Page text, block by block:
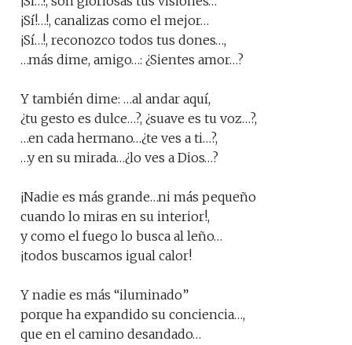
¡Sí!…!, canalizas como el mejor…
¡Sí…!, reconozco todos tus dones…,
…más dime, amigo…: ¿Sientes amor…?
Y también dime: …al andar aquí,
¿tu gesto es dulce…?, ¿suave es tu voz…?,
…en cada hermano…¿te ves a ti…?,
…y en su mirada…¿lo ves a Dios…?
¡Nadie es más grande…ni más pequeño
cuando lo miras en su interior!,
y como el fuego lo busca al leño…
¡todos buscamos igual calor!
Y nadie es más “iluminado”
porque ha expandido su conciencia…,
que en el camino desandado…